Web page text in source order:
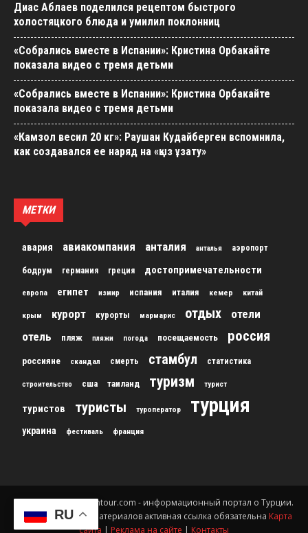
Диас Аблаев поделился рецептом быстрого
холостяцкого блюда и умилил поклонниц
«Собрались вместе в Испании»: Кристина Орбакайте
показала видео с тремя детьми
«Собрались вместе в Испании»: Кристина Орбакайте
показала видео с тремя детьми
«Камзол весил 20 кг»: Раушан Кудайберген вспомнила,
как создавался ее наряд на «қыз ұзату»
МЕТКИ
авария авиакомпания анталия анталья аэропорт
бодрум германия греция достопримечательности
европа египет измир испания италия кемер китай
крым курорт курорты мармарис отдых
отели
отель
пляж пляжи погода посещаемость россия
россияне скандал смерть стамбул статистика
строительство сша таиланд туризм турист
туристов туристы туроператор турция
украина фестиваль франция
© 2012-2024 gursesintour.com - информационный портал о Турции.
При копировании материалов активная ссылка обязательна Карта
сайта | Реклама на сайте | Контакты
RU